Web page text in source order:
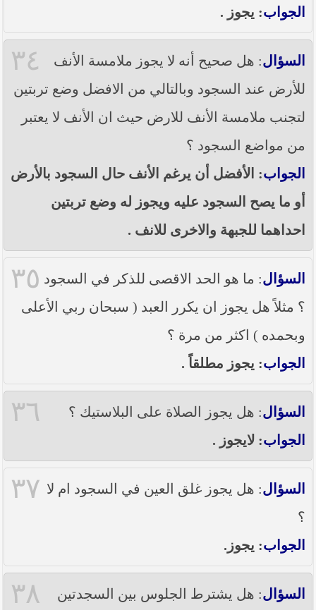
الجواب: يجوز .
٣٤ السؤال: هل صحيح أنه لا يجوز ملامسة الأنف
للأرض عند السجود وبالتالي من الافضل وضع تربتين
لتجنب ملامسة الأنف للارض حيث ان الأنف لا يعتبر
من مواضع السجود ؟
الجواب: الأفضل أن يرغم الأنف حال السجود بالأرض
أو ما يصح السجود عليه ويجوز له وضع تربتين
احداهما للجبهة والاخرى للانف .
٣٥ السؤال: ما هو الحد الاقصى للذكر في السجود
؟ مثلاً هل يجوز ان يكرر العبد ( سبحان ربي الأعلى
وبحمده ) اكثر من مرة ؟
الجواب: يجوز مطلقاً .
٣٦ السؤال: هل يجوز الصلاة على البلاستيك ؟
الجواب: لايجوز .
٣٧ السؤال: هل يجوز غلق العين في السجود ام لا
؟
الجواب: يجوز.
٣٨ السؤال: هل يشترط الجلوس بين السجدتين